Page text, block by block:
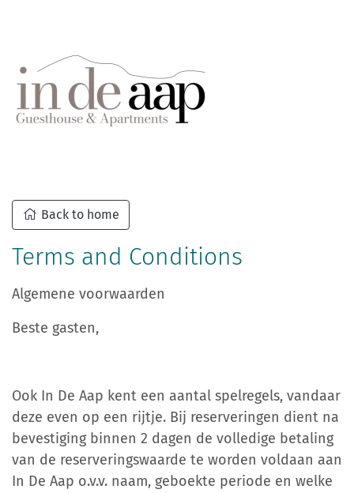
Back to home
Terms and Conditions
Algemene voorwaarden
Beste gasten,
Ook In De Aap kent een aantal spelregels, vandaar
deze even op een rijtje. Bij reserveringen dient na
bevestiging binnen 2 dagen de volledige betaling
van de reserveringswaarde te worden voldaan aan
In De Aap o.v.v. naam, geboekte periode en welke